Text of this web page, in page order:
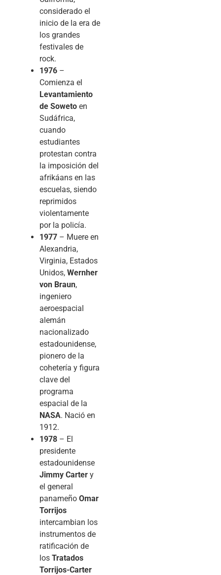
considerado el
inicio de la era de
los grandes
festivales de
rock.
1976 –
Comienza el
Levantamiento
de Soweto en
Sudáfrica,
cuando
estudiantes
protestan contra
la imposición del
afrikáans en las
escuelas, siendo
reprimidos
violentamente
por la policía.
1977 – Muere en
Alexandria,
Virginia, Estados
Unidos, Wernher
von Braun,
ingeniero
aeroespacial
alemán
nacionalizado
estadounidense,
pionero de la
cohetería y figura
clave del
programa
espacial de la
NASA. Nació en
1912.
1978 – El
presidente
estadounidense
Jimmy Carter y
el general
panameño Omar
Torrijos
intercambian los
instrumentos de
ratificación de
los Tratados
Torrijos-Carter